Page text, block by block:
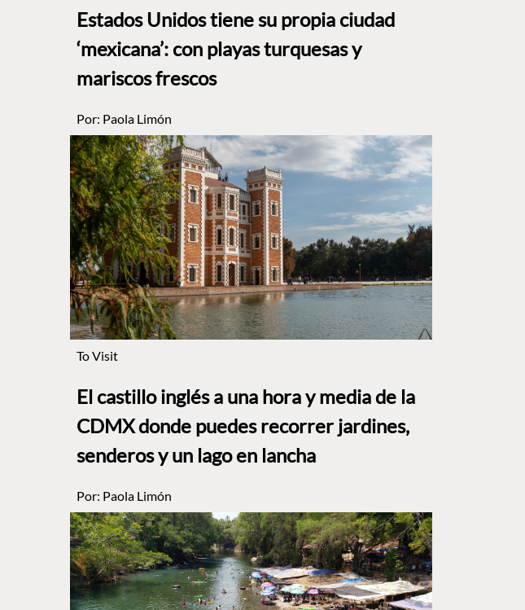
Estados Unidos tiene su propia ciudad
‘mexicana’: con playas turquesas y
mariscos frescos
Por: Paola Limón
To Visit
El castillo inglés a una hora y media de la
CDMX donde puedes recorrer jardines,
senderos y un lago en lancha
Por: Paola Limón